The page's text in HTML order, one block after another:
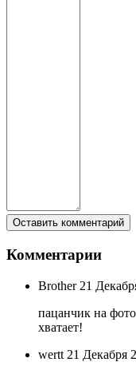
Комментарии
Brother 21
пацанчик на
хватает!
wertt 21 Декабря